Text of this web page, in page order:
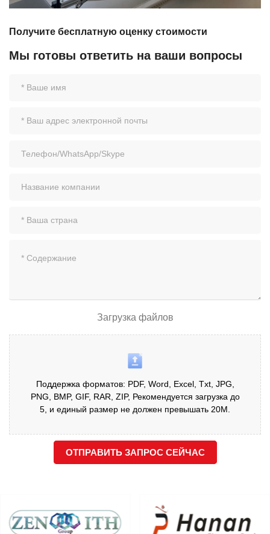
Получите бесплатную оценку стоимости
Мы готовы ответить на ваши вопросы
Загрузка файлов
Поддержка форматов: PDF, Word, Excel, Txt, JPG,
PNG, BMP, GIF, RAR, ZIP, Рекомендуется загрузка до
5, и единый размер не должен превышать 20М.
ОТПРАВИТЬ ЗАПРОС СЕЙЧАС